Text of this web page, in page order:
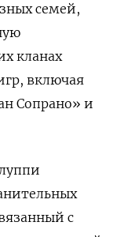
семей,
кланах
включая
Сопрано» и
с